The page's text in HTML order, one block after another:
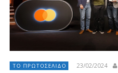
ΤΟ ΠΡΩΤΟΣΈΛΙΔΟ 23/02/2024